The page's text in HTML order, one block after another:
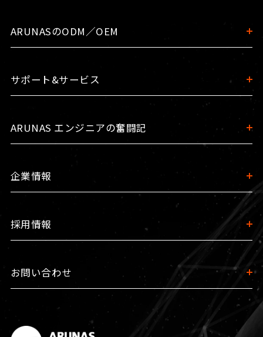
ARUNASのODM／OEM
サポート&サービス
ARUNAS エンジニアの奮闘記
企業情報
採用情報
お問い合わせ